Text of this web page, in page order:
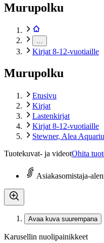
Murupolku
Kirjat 8-12-vuotiaille
Murupolku
Etusivu
Kirjat
Lastenkirjat
Kirjat 8-12-vuotiaille
Stewner, Alea
Tuotekuvat- ja videotOhita
Asiakasomistaja-
Avaa kuva suurempana
Karusellin nuolipainikkeet